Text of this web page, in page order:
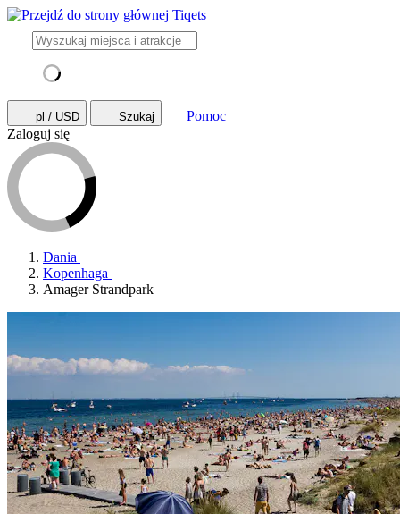
pl / USD Szukaj
Pomoc
Zaloguj się
Dania
Kopenhaga
Amager Strandpark